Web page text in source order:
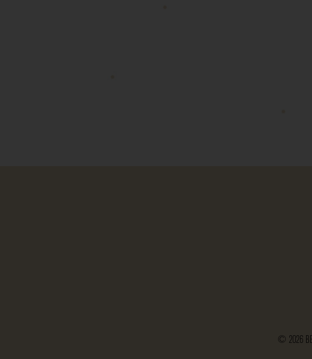
© 2026